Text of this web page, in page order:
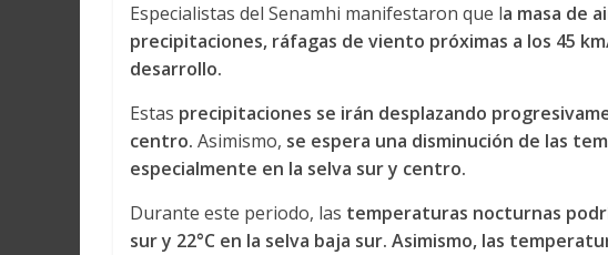
Especialistas del Senamhi manifestaron que la masa de
precipitaciones, ráfagas de viento próximas a los 45
desarrollo.
Estas precipitaciones se irán desplazando
centro. Asimismo, se espera una disminución de las
especialmente en la selva sur y centro.
Durante este periodo, las temperaturas nocturnas
sur y 22°C en la selva baja sur. Asimismo, las